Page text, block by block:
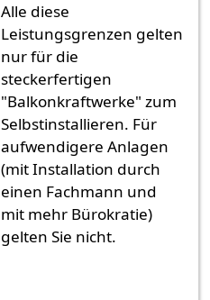
Alle diese
Leistungsgrenzen gelten
nur für die
steckerfertigen
"Balkonkraftwerke" zum
Selbstinstallieren. Für
aufwendigere Anlagen
(mit Installation durch
einen Fachmann und
mit mehr Bürokratie)
gelten Sie nicht.